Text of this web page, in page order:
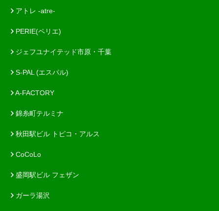
アトレ -atre-
PERIE(ペリエ)
ジェフユナイテッド市原・千葉
S-PAL (エスパル)
A-FACTORY
錦糸町テルミナ
秋田駅ビル トピコ・アルス
CoCoLo
盛岡駅ビル フェザン
ガーラ湯沢